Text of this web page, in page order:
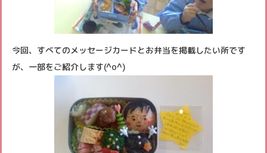
今回、すべてのメッセージカードとお弁当を掲載したい所です
が、一部をご紹介します(^o^)